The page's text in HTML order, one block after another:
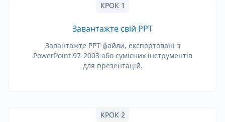
КРОК 1
Завантажте свій PPT
Завантажте PPT-файли, експортовані з
PowerPoint 97-2003 або сумісних інструментів
для презентацій.
КРОК 2